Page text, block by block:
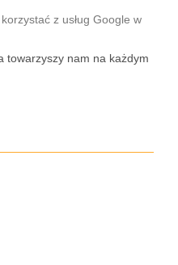
z usług Google w
towarzyszy nam na każdym